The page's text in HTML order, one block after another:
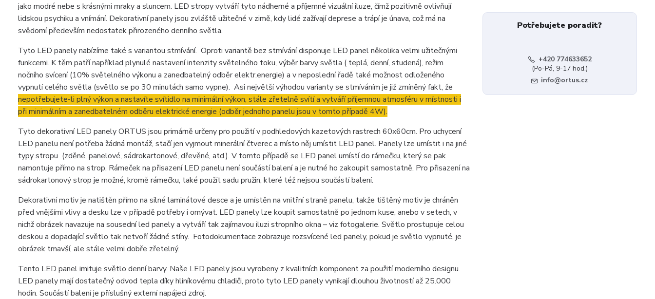
jako modré nebe s krásnými mraky a sluncem. LED stropy vytváří tyto nádherné a příjemné vizuální iluze, čímž pozitivně ovlivňují
lidskou psychiku a vnímání. Dekorativní panely jsou zvláště užitečné v zimě, kdy lidé zažívají deprese a trápí je únava, což má na
svědomí především nedostatek přirozeného denního světla.
Tyto LED panely nabízíme také s variantou stmívání. Oproti variantě bez stmívání disponuje LED panel několika velmi užitečnými
funkcemi. K těm patří například plynulé nastavení intenzity světelného toku, výběr barvy světla ( teplá, denní, studená), režim
nočního svícení (10% světelného výkonu a zanedbatelný odběr elektr.energie) a v neposlední řadě také možnost odloženého
vypnutí celého světla (světlo se po 30 minutách samo vypne). Asi největší výhodou varianty se stmíváním je již zmíněný fakt, že
nepotřebujete-li plný výkon a nastavíte svítidlo na minimální výkon, stále zřetelně svítí a vytváří příjemnou atmosféru v místnosti i
při minimálním a zanedbatelném odběru elektrické energie (odběr jednoho panelu jsou v tomto případě 4W).
Tyto dekorativní LED panely ORTUS jsou primárně určeny pro použití v podhledových kazetových rastrech 60x60cm. Pro uchycení
LED panelu není potřeba žádná montáž, stačí jen vyjmout minerální čtverec a místo něj umístit LED panel. Panely lze umístit i na jiné
typy stropu (zděné, panelové, sádrokartonové, dřevěné, atd.). V tomto případě se LED panel umístí do rámečku, který se pak
namontuje přímo na strop. Rámeček na přisazení LED panelu není součástí balení a je nutné ho zakoupit samostatně. Pro přisazení na
sádrokartonový strop je možné, kromě rámečku, také použít sadu pružin, které též nejsou součástí balení.
Dekorativní motiv je natištěn přímo na silné laminátové desce a je umístěn na vnitřní straně panelu, takže tištěný motiv je chráněn
před vnějšími vlivy a desku lze v případě potřeby i omývat. LED panely lze koupit samostatně po jednom kuse, anebo v setech, v
nichž obrázek navazuje na sousední led panely a vytváří tak zajímavou iluzi stropního okna – viz fotogalerie. Světlo prostupuje celou
deskou a dopadající světlo tak netvoří žádné stíny. Fotodokumentace zobrazuje rozsvícené led panely, pokud je světlo vypnuté, je
obrázek tmavší, ale stále velmi dobře zřetelný.
Tento LED panel imituje světlo denní barvy. Naše LED panely jsou vyrobeny z kvalitních komponent za použití moderního designu.
LED panely mají dostatečný odvod tepla díky hliníkovému chladiči, proto tyto LED panely vynikají dlouhou životností až 25.000
hodin. Součástí balení je příslušný externí napájecí zdroj.
Potřebujete poradit?
+420 774633652
(Po-Pá, 9-17 hod.)
info@ortus.cz